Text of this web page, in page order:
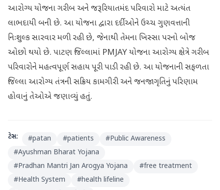
આરોગ્ય યોજના ગરીબ અને જરૂરિયાતમંદ પરિવારો માટે અત્યંત
લાભદાયી બની છે. આ યોજના દ્વારા દર્દીઓને ઉચ્ચ ગુણવત્તાની
નિઃશુલ્ક સારવાર મળી રહી છે, જેનાથી તેમના ખિસ્સા પરનો બોજ
ઓછો થયો છે. પાટણ જિલ્લામાં PMJAY યોજના આરોગ્ય ક્ષેત્રે ગરીબ
પરિવારોને મહત્વપૂર્ણ સહાય પૂરી પાડી રહી છે. આ યોજનાની સફળતા
જિલ્લા આરોગ્ય તંત્રની સક્રિય કામગીરી અને જનજાગૃતિનું પરિણામ
હોવાનું તેઓએ જણાવ્યું હતું.
ટેગ્સ: #patan #patients #Public Awareness
#Ayushman Bharat Yojana
#Pradhan Mantri Jan Arogya Yojana #free treatment
#Health System #health lifeline